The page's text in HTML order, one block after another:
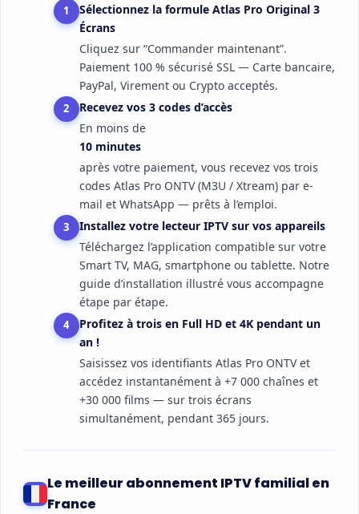
1
Sélectionnez la formule Atlas Pro Original 3
Écrans
Cliquez sur “Commander maintenant”.
Paiement 100 % sécurisé SSL — Carte bancaire,
PayPal, Virement ou Crypto acceptés.
2
Recevez vos 3 codes d’accès
En moins de
10 minutes
après votre paiement, vous recevez vos trois
codes Atlas Pro ONTV (M3U / Xtream) par e-
mail et WhatsApp — prêts à l’emploi.
3
Installez votre lecteur IPTV sur vos appareils
Téléchargez l’application compatible sur votre
Smart TV, MAG, smartphone ou tablette. Notre
guide d’installation illustré vous accompagne
étape par étape.
4
Profitez à trois en Full HD et 4K pendant un
an !
Saisissez vos identifiants Atlas Pro ONTV et
accédez instantanément à +7 000 chaînes et
+30 000 films — sur trois écrans
simultanément, pendant 365 jours.
Le meilleur abonnement IPTV familial en
France